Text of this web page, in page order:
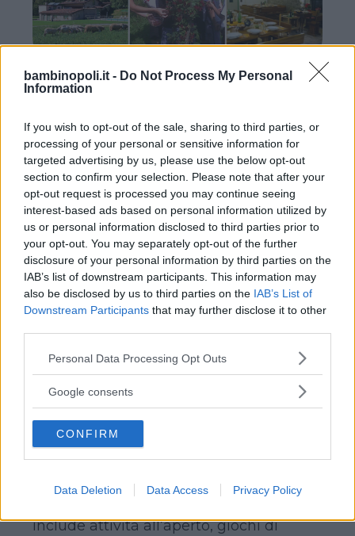
bambinopoli.it - Do Not Process My Personal
Information
If you wish to opt-out of the sale, sharing to third parties, or
processing of your personal or sensitive information for
targeted advertising by us, please use the below opt-out
section to confirm your selection. Please note that after your
opt-out request is processed you may continue seeing
interest-based ads based on personal information utilized by
us or personal information disclosed to third parties prior to
your opt-out. You may separately opt-out of the further
disclosure of your personal information by third parties on the
IAB’s list of downstream participants. This information may
also be disclosed by us to third parties on the IAB’s List of
Downstream Participants that may further disclose it to other
Please note that this website/app uses one or more Google
not limited to your visit or usage behaviour. You may click to
use your data for below specified purposes in below Google
consent section.
Personal Data Processing Opt Outs
Google consents
CONFIRM
Data Deletion Data Access Privacy Policy
Continua a leggere dopo la pubblicità
MASTIO – Foresta di Vallombrosa (FI)
Tel. 02-6100066
Giugno, luglio e agosto
www.mastio.it
Per bambini dai 7 ai 14 anni, una
vacanza capace di unire sport, natura,
divertimento e insegnamento della
lingua inglese in un ambiente
stimolante e internazionale a stretto
contatto con la natura e gli animali. Nato
nel 1979 come campo avventura delle
Giovani Marmotte in collaborazione con
Topolino, al Mastio tutto è a misura di
bambino e pensato per la sicurezza e il
include attività all’aperto, giochi di